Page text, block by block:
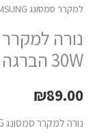
למקרר סמסונג SAMSUNG – הספק 30W הברגה E14
30W הברגה E14
₪89.00
נורה למקרר סמסונג SAMSUNG וחברות נוספות.